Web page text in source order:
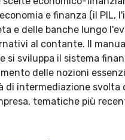
e finanza (il PIL,
e delle banche lungo
al contante. Il
si sviluppa il sistema
delle nozioni
intermediazione svolta
tematiche più